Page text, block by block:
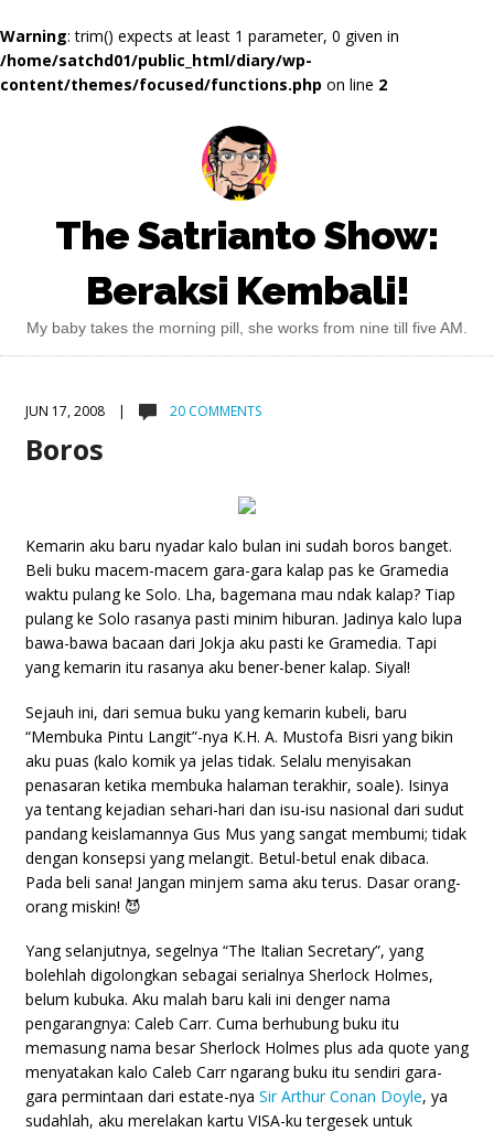
Warning: trim() expects at least 1 parameter, 0 given in
/home/satchd01/public_html/diary/wp-
content/themes/focused/functions.php on line 2
The Satrianto Show:
Beraksi Kembali!
My baby takes the morning pill, she works from nine till five AM.
JUN 17, 2008 | 20 COMMENTS
Boros
Kemarin aku baru nyadar kalo bulan ini sudah boros banget.
Beli buku macem-macem gara-gara kalap pas ke Gramedia
waktu pulang ke Solo. Lha, bagemana mau ndak kalap? Tiap
pulang ke Solo rasanya pasti minim hiburan. Jadinya kalo lupa
bawa-bawa bacaan dari Jokja aku pasti ke Gramedia. Tapi
yang kemarin itu rasanya aku bener-bener kalap. Siyal!
Sejauh ini, dari semua buku yang kemarin kubeli, baru
“Membuka Pintu Langit”-nya K.H. A. Mustofa Bisri yang bikin
aku puas (kalo komik ya jelas tidak. Selalu menyisakan
penasaran ketika membuka halaman terakhir, soale). Isinya
ya tentang kejadian sehari-hari dan isu-isu nasional dari sudut
pandang keislamannya Gus Mus yang sangat membumi; tidak
dengan konsepsi yang melangit. Betul-betul enak dibaca.
Pada beli sana! Jangan minjem sama aku terus. Dasar orang-
orang miskin! 😈
Yang selanjutnya, segelnya “The Italian Secretary”, yang
bolehlah digolongkan sebagai serialnya Sherlock Holmes,
belum kubuka. Aku malah baru kali ini denger nama
pengarangnya: Caleb Carr. Cuma berhubung buku itu
memasung nama besar Sherlock Holmes plus ada quote yang
menyatakan kalo Caleb Carr ngarang buku itu sendiri gara-
gara permintaan dari estate-nya Sir Arthur Conan Doyle, ya
sudahlah, aku merelakan kartu VISA-ku tergesek untuk